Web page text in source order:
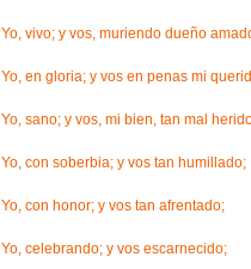
Yo, vivo; y vos, muriendo dueño
Yo, en gloria; y vos en penas mi
Yo, sano; y vos, mi bien, tan mal
Yo, con soberbia; y vos tan humillado;
Yo, con honor; y vos tan afrentado;
Yo, celebrando; y vos escarnecido;